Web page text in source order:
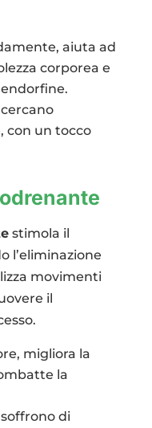
aiuta ad
corporea e
con un tocco
stimola il
l’eliminazione
movimenti
il
migliora la
la
di